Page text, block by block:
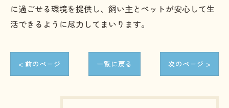
に過ごせる環境を提供し、飼い主とペットが安心して生
活できるように尽力してまいります。
< 前のページ 一覧に戻る 次のページ >